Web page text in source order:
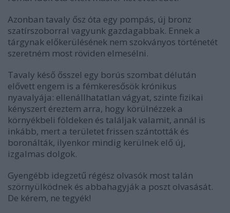
Azonban tavaly ősz óta egy pompás, új bronz
szatírszoborral vagyunk gazdagabbak. Ennek a
tárgynak előkerülésének nem szokványos történetét
szeretném most röviden elmesélni.
Tavaly késő ősszel egy borús szombat délután
elővett engem is a fémkeresősök krónikus
nyavalyája: ellenállhatatlan vágyat, szinte fizikai
kényszert éreztem arra, hogy körülnézzek a
környékbeli földeken és találjak valamit, annál is
inkább, mert a területet frissen szántották és
boronálták, ilyenkor mindig kerülnek elő új,
izgalmas dolgok.
Gyengébb idegzetű régész olvasók most talán
szörnyülködnek és abbahagyják a poszt olvasását.
De kérem, ne tegyék!